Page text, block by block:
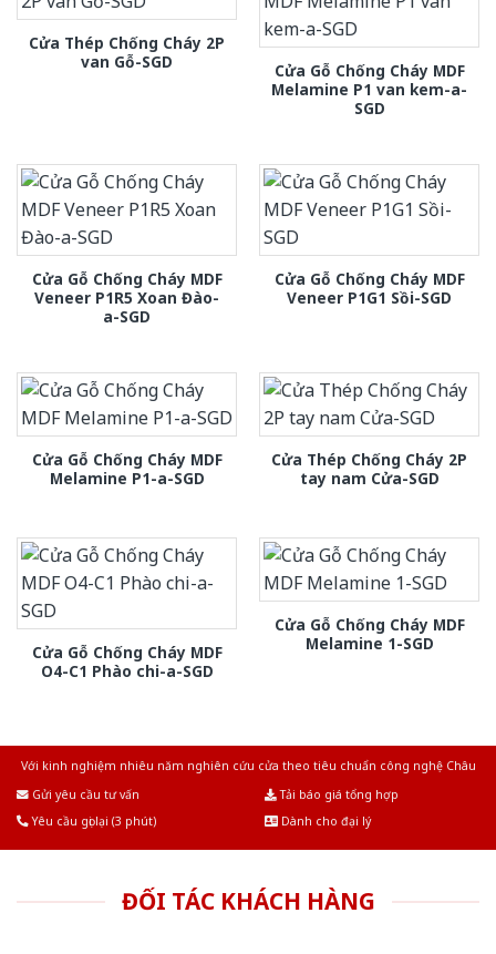
Cửa Thép Chống Cháy 2P
van Gỗ-SGD
Cửa Gỗ Chống Cháy MDF
Melamine P1 van kem-a-
SGD
Cửa Gỗ Chống Cháy MDF
Veneer P1R5 Xoan Đào-
a-SGD
Cửa Gỗ Chống Cháy MDF
Veneer P1G1 Sồi-SGD
Cửa Gỗ Chống Cháy MDF
Melamine P1-a-SGD
Cửa Thép Chống Cháy 2P
tay nam Cửa-SGD
Cửa Gỗ Chống Cháy MDF
O4-C1 Phào chi-a-SGD
Cửa Gỗ Chống Cháy MDF
Melamine 1-SGD
Với kinh nghiệm nhiêu năm nghiên cứu cửa theo tiêu chuẩn công nghệ Châu
Gửi yêu cầu tư vấn
Tải báo giá tổng hợp
Yêu cầu gọi lại (3 phút)
Dành cho đại lý
ĐỐI TÁC KHÁCH HÀNG